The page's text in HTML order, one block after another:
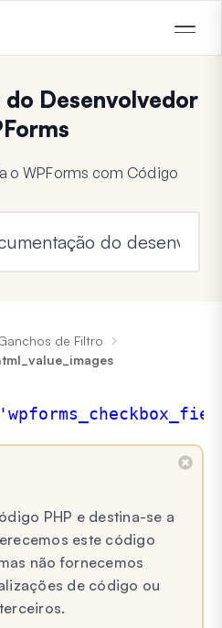
Desenvolvedor
o WPForms com Código
de Filtro
PHP e destina-se a
este código
não fornecemos
de código ou